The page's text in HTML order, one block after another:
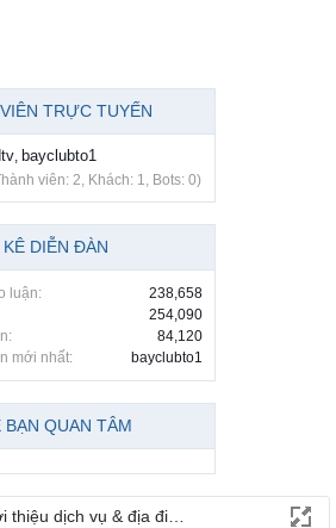
TRỰC TUYẾN
bayclubto1
viên: 2, Khách: 1, Bots: 0)
DIỄN ĐÀN
luận:
238,658
254,090
84,120
mới nhất:
bayclubto1
BẠN QUAN TÂM
thiệu dịch vụ & địa điểm